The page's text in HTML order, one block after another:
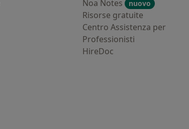
Noa Notes
nuovo
Risorse gratuite
Centro Assistenza per
Professionisti
HireDoc